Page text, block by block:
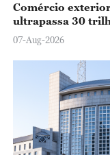
Comércio
ultrapassa 30
07-Aug-2026